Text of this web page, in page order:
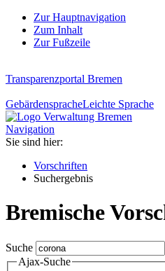
Zur Hauptnavigation
Zum Inhalt
Zur Fußzeile
Transparenzportal Bremen
GebärdenspracheLeichte Sprache
Navigation
Sie sind hier:
Vorschriften
Suchergebnis
Bremische
Suche
Ajax-Suche